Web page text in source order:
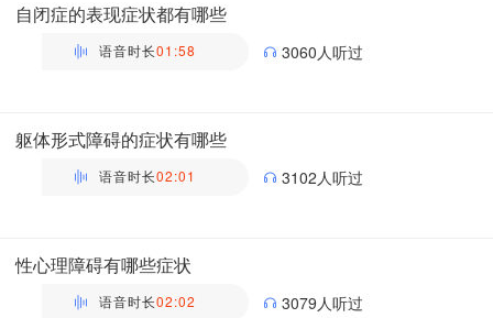
自闭症的表现症状都有哪些
语音时长01:58 3060人听过
躯体形式障碍的症状有哪些
语音时长02:01 3102人听过
性心理障碍有哪些症状
语音时长02:02 3079人听过